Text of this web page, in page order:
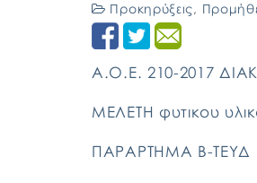
Προκηρύξεις,
Α.Ο.Ε. 210-2017
ΜΕΛΕΤΗ φυτικου
ΠΑΡΑΡΤΗΜΑ B-ΤΕΥΔ